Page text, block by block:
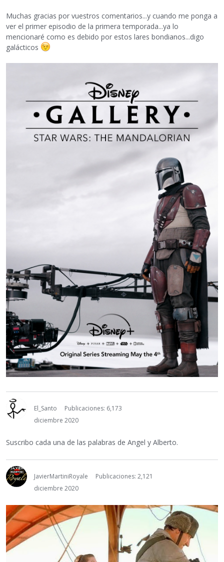
Muchas gracias por vuestros comentarios...y cuando me ponga a
ver el primer episodio de la primera temporada...ya lo
mencionaré como es debido por estos lares bondianos...digo
galácticos
El_Santo
Publicaciones: 6,173
diciembre 2020
Suscribo cada una de las palabras de Angel y Alberto.
JavierMartiniRoyale
Publicaciones: 2,121
diciembre 2020